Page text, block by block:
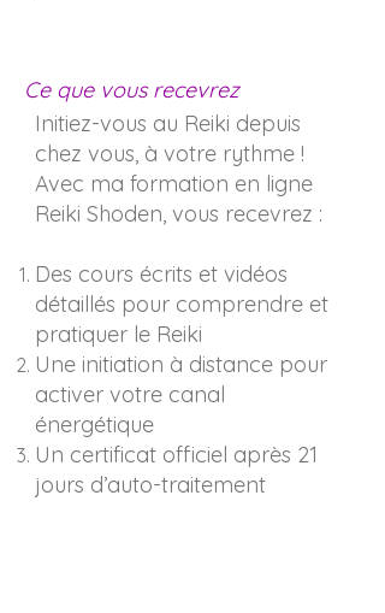
Ce que vous recevrez
Initiez-vous au Reiki depuis
chez vous, à votre rythme !
Avec ma formation en ligne
Reiki Shoden, vous recevrez :
Des cours écrits et vidéos
détaillés pour comprendre et
pratiquer le Reiki
Une initiation à distance pour
activer votre canal
énergétique
Un certificat officiel après 21
jours d’auto-traitement